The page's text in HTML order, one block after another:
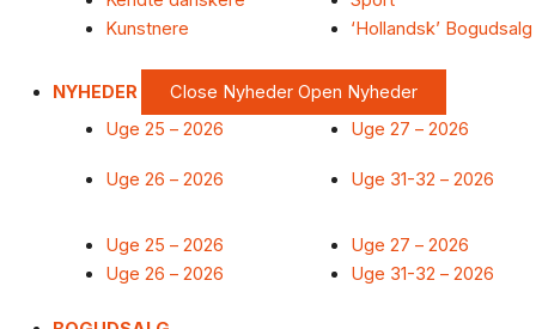
Kunstnere
‘Hollandsk’ Bogudsalg
NYHEDER Close Nyheder Open Nyheder
Uge 25 – 2026
Uge 26 – 2026
Uge 27 – 2026
Uge 31-32 – 2026
Uge 25 – 2026
Uge 26 – 2026
Uge 27 – 2026
Uge 31-32 – 2026